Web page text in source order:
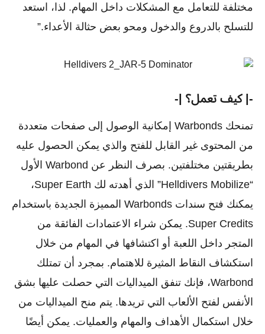
مختلفة للتعامل مع المشكلات داخل المهام. لذا، استعد
للتسلح بالدروع والدخول ومحو بعض حثالة الأعداء.”
-| كيف تعمل؟ |-
تمنحك Warbonds إمكانية الوصول إلى صفحات متعددة
من المحتوى غير القابل للفتح والذي يمكن الحصول عليه
بطريقتين مختلفتين. بصرف النظر عن Warbond الأول
“Helldivers Mobilize” الذي أهدته لك Super Earth،
يمكنك فتح سندات Warbonds المميزة الجديدة باستخدام
Super Credits. يمكن شراء الاعتمادات الفائقة من
المتجر داخل اللعبة أو اكتشافها في المهام من خلال
استكشاف النقاط المثيرة للاهتمام. بمجرد أن تمتلك
Warbond، فإنك تنفق الميداليات التي حصلت عليها بشق
الأنفس لفتح الألعاب التي تريدها. يتم منح الميداليات من
خلال استكمال الأهداف والمهام والعمليات. يمكن أيضًا